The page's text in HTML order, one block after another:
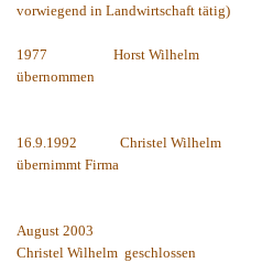
vorwiegend in Landwirtschaft tätig)
1977 Horst Wilhelm
übernommen
16.9.1992 Christel Wilhelm
übernimmt Firma
August 2003
Christel Wilhelm geschlossen